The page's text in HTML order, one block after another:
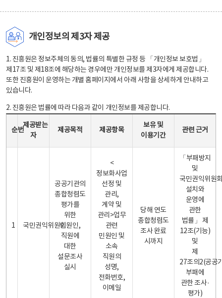
개인정보의 제3자 제공
1. 진흥원은 정보주체의 동의, 법률의 특별한 규정 등 「개인정보 보호법」
제17조 및 제18조에 해당하는 경우에만 개인정보를 제3자에게 제공합니다.
또한 진흥원이 운영하는 개별 홈페이지에서 아래 사항을 상세하게 안내하고
있습니다.
2. 진흥원은 법률에 따라 다음과 같이 개인정보를 제공합니다.
순번
제공받는
자
제공목적 제공항목
보유 및
이용기간
관련 근거
1 국민권익위원회
공공기관의
종합청렴도
평가를
위한
민원인,
직원에
대한
설문조사
실시
<
정보화사업
선정 및
관리,
계약 및
관리>업무
관련
민원인 및
소속
직원의
성명,
전화번호,
이메일
당해 연도
종합청렴도
조사 완료
시까지
「부패방지
및
국민권익위원
설치와
운영에
관한
법률」 제
12조(기능)
및
제
27조의2(공공
부패에
관한 조사·
평가)